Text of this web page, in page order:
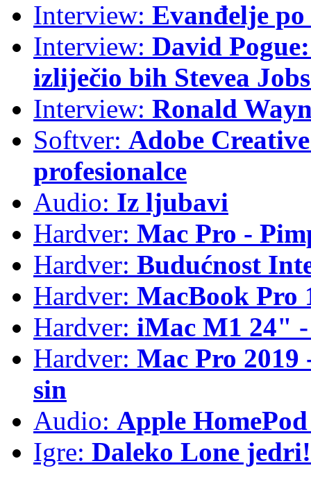
Interview: Evanđelje
Interview: David
izliječio bih Stevea
Interview: Ronald
Softver: Adobe
profesionalce
Audio: Iz ljubavi
Hardver: Mac Pro -
Hardver: Budućnost
Hardver: MacBook Pro
Hardver: iMac M1 24"
Hardver: Mac Pro
sin
Audio: Apple
Igre: Daleko Lone jedri!